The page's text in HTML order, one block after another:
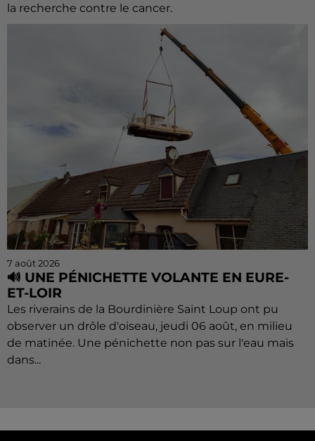
la recherche contre le cancer.
7 août 2026
🔊 UNE PÉNICHETTE VOLANTE EN EURE-
ET-LOIR
Les riverains de la Bourdinière Saint Loup ont pu
observer un drôle d'oiseau, jeudi 06 août, en milieu
de matinée. Une pénichette non pas sur l'eau mais
dans...